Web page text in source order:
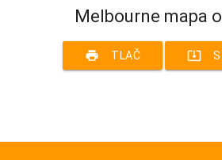
Melbourne mapa
print TLAČ system_update_alt